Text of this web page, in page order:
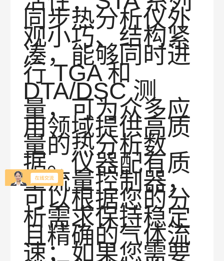
同步热分析仪外
观小巧、结构紧
凑，能够同时进
行 TGA 和
DTA/DSC 测
量，可为众多应
用领域提供高质
量的热分析数
据。仪器配有质
量流量控制器，
可以根据您的分
析需求保持稳定
且精确的气体流
速；如果您需要